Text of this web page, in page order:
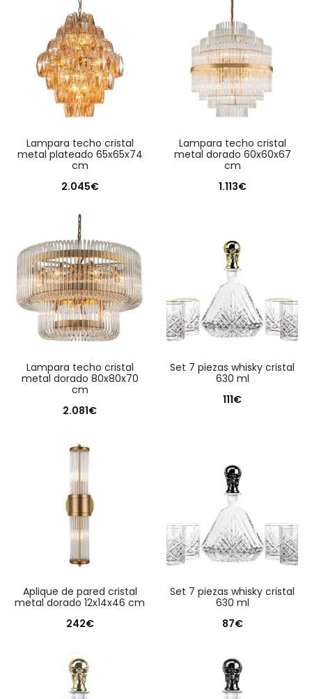
lampara techo cristal
metal plateado 65x65x74
cm
2.045€
lampara techo cristal
metal dorado 60x60x67
cm
1.113€
lampara techo cristal
metal dorado 80x80x70
cm
2.081€
set 7 piezas whisky cristal
630 ml
111€
aplique de pared cristal
metal dorado 12x14x46 cm
242€
set 7 piezas whisky cristal
630 ml
87€